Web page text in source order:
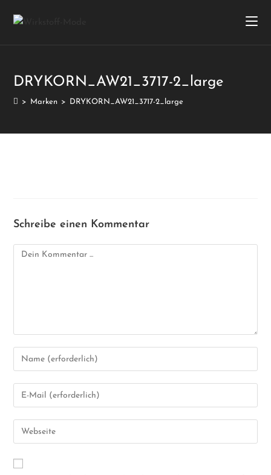
DRYKORN_AW21_3717-2_large
> Marken > DRYKORN_AW21_3717-2_large
Schreibe einen Kommentar